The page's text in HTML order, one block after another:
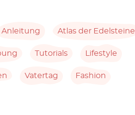
Anleitung Atlas der Edelsteine
Tutorials Lifestyle
Vatertag Fashion